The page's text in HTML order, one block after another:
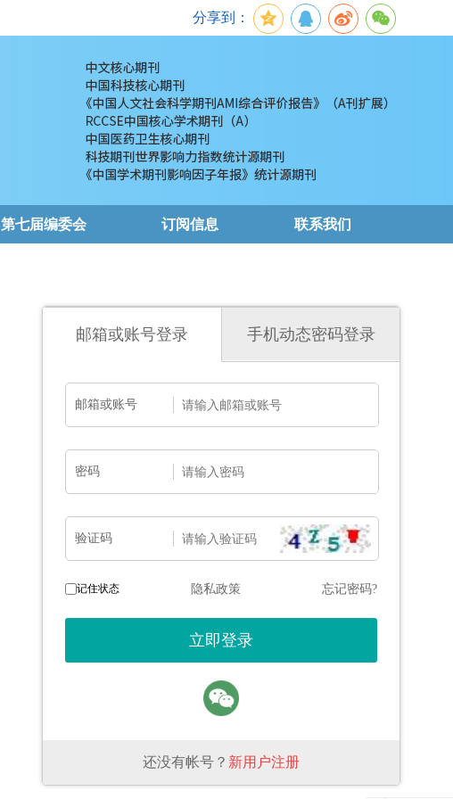
分享到：
第七届编委会 订阅信息 联系我们
邮箱或账号登录 手机动态密码登录
邮箱或账号
密码
验证码
记住状态 隐私政策 忘记密码?
还没有帐号？ 新用户注册